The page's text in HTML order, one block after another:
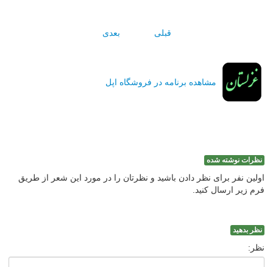
قبلی بعدی
مشاهده برنامه در فروشگاه اپل
نظرات نوشته شده
اولین نفر برای نظر دادن باشید و نظرتان را در مورد این شعر از طریق
فرم زیر ارسال کنید.
نظر بدهید
نظر: